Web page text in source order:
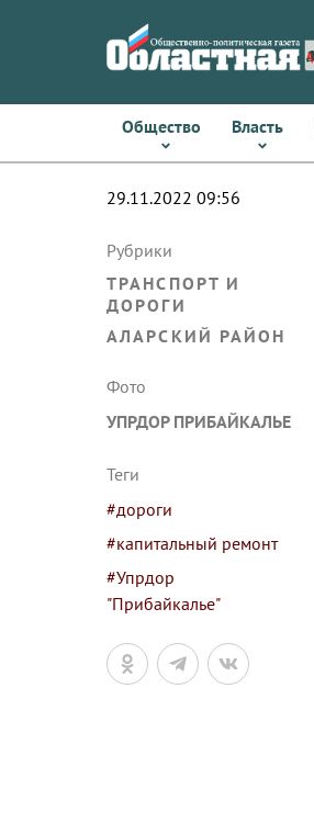
Общество Власть
29.11.2022 09:56
Рубрики
ТРАНСПОРТ И
ДОРОГИ
АЛАРСКИЙ РАЙОН
Фото
УПРДОР ПРИБАЙКАЛЬЕ
Теги
#дороги
#капитальный ремонт
#Упрдор
"Прибайкалье"